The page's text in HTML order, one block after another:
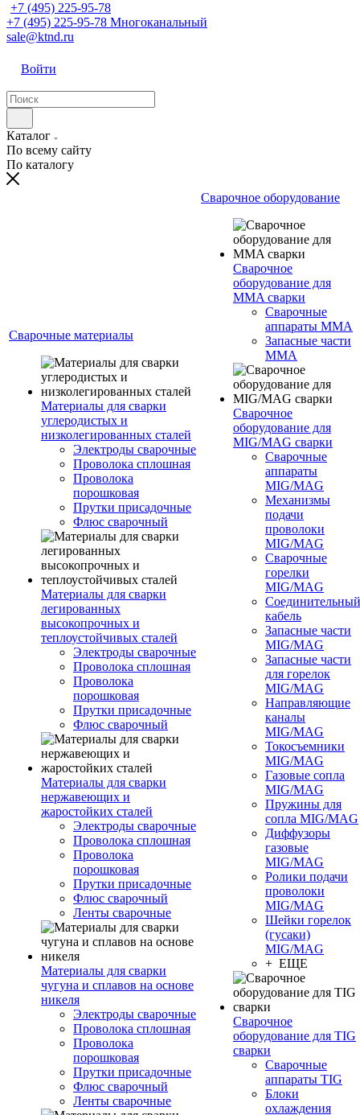
+7 (495) 225-95-78
+7 (495) 225-95-78 Многоканальный
sale@ktnd.ru
Войти
Каталог
По всему сайту
По каталогу
Сварочные материалы
Материалы для сварки
углеродистых и
низколегированных сталей
Электроды сварочные
Проволока сплошная
Проволока
порошковая
Прутки присадочные
Флюс сварочный
Материалы для сварки
легированных
высокопрочных и
теплоустойчивых сталей
Электроды сварочные
Проволока сплошная
Проволока
порошковая
Прутки присадочные
Флюс сварочный
Материалы для сварки
нержавеющих и
жаростойких сталей
Электроды сварочные
Проволока сплошная
Проволока
порошковая
Прутки присадочные
Флюс сварочный
Ленты сварочные
Материалы для сварки
чугуна и сплавов на основе
никеля
Электроды сварочные
Проволока сплошная
Проволока
порошковая
Прутки присадочные
Флюс сварочный
Ленты сварочные
Сварочное оборудование
Сварочное
оборудование для
MMA сварки
Сварочные
аппараты MMA
Запасные части
MMA
Сварочное
оборудование для
MIG/MAG сварки
Сварочные
аппараты
MIG/MAG
Механизмы
подачи
проволоки
MIG/MAG
Сварочные
горелки
MIG/MAG
Соединительный
кабель
Запасные части
MIG/MAG
Запасные части
для горелок
MIG/MAG
Направляющие
каналы
MIG/MAG
Токосъемники
MIG/MAG
Газовые сопла
MIG/MAG
Пружины для
сопла MIG/MAG
Диффузоры
газовые
MIG/MAG
Ролики подачи
проволоки
MIG/MAG
Шейки горелок
(гусаки)
MIG/MAG
+ ЕЩЕ
Сварочное
оборудование для TIG
сварки
Сварочные
аппараты TIG
Блоки
охлаждения